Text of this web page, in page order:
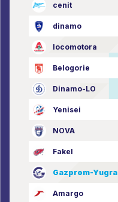
cenit
dinamo
locomotora
Belogorie
Dinamo-LO
Yenisei
NOVA
Fakel
Gazprom-Yugra
Amargo